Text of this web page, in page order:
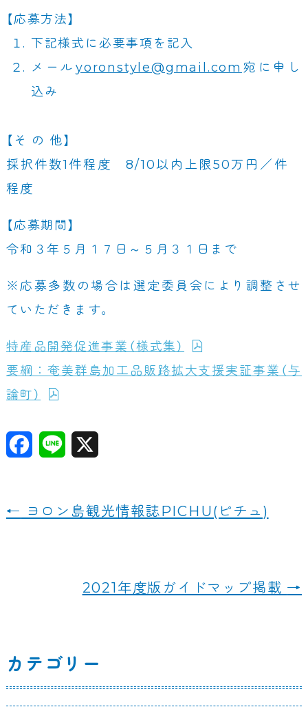
【応募方法】
下記様式に必要事項を記入
メールyoronstyle@gmail.com 宛に申し
込み
【そ の 他】
採択件数1件程度 8/10以内上限50万円／件
程度
【応募期間】
令和３年５月１７日～５月３１日まで
※応募多数の場合は選定委員会により調整させ
ていただきます。
特産品開発促進事業（様式集）
要綱：奄美群島加工品販路拡大支援実証事業（与
論町）
F
e
Li
e
X
← ヨロン島観光情報誌PICHU(ピチュ)
2021年度版ガイドマップ掲載 →
カテゴリー